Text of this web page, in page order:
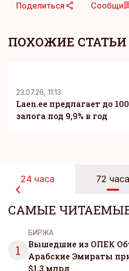
Поделиться Сообщи
ПОХОЖИЕ СТАТЬИ
23.07.26, 11:13
Laen.ee предлагает до
залога под 9,9% в год
24 часа 72 часа
САМЫЕ
1
БИРЖА
Вышедшие из ОПЕК
Арабские Эмираты
$1,3 млрд